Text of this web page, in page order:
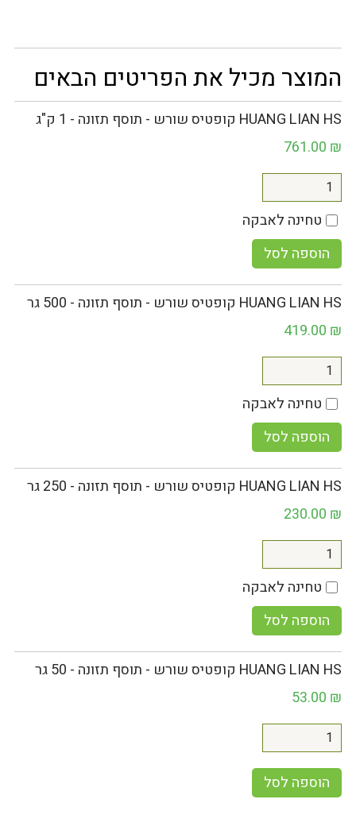
המוצר מכיל את הפריטים הבאים
HUANG LIAN HS קופטיס שורש - תוסף תזונה - 1 ק"ג
761.00 ₪
טחינה לאבקה
הוספה לסל
HUANG LIAN HS קופטיס שורש - תוסף תזונה - 500 גר
419.00 ₪
טחינה לאבקה
הוספה לסל
HUANG LIAN HS קופטיס שורש - תוסף תזונה - 250 גר
230.00 ₪
טחינה לאבקה
הוספה לסל
HUANG LIAN HS קופטיס שורש - תוסף תזונה - 50 גר
53.00 ₪
הוספה לסל